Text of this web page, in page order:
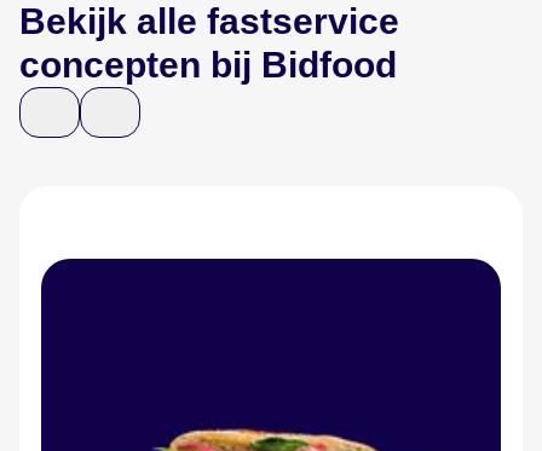
Bekijk alle fastservice
concepten bij Bidfood